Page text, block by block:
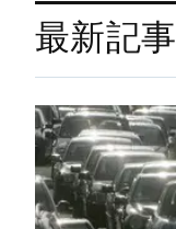
最新記事